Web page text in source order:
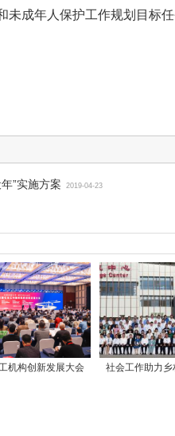
未成年人保护工作规划目标
”实施方案 2019-04-23
机构创新发展大会 社会工作助力